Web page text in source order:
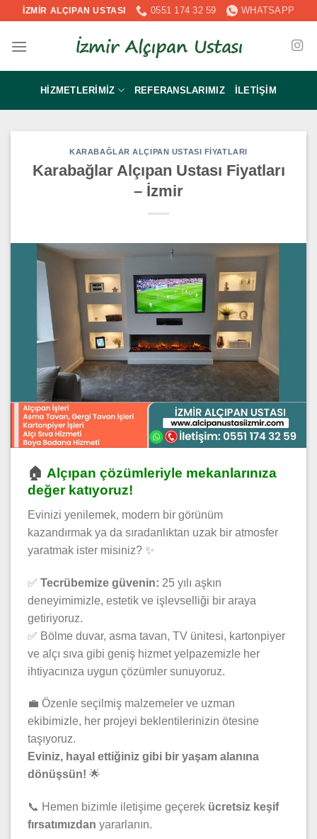
İçeriğeİZMİR ALÇIPAN USTASI 0551 174 32 59 WHATSAPP
HIZMETLERIMIZ REFERANSLARIMIZ İLETIŞIM
KARABAĞLAR ALÇIPAN USTASI FIYATLARI
Karabağlar Alçıpan Ustası Fiyatları
– İzmir
🏠 Alçıpan çözümleriyle mekanlarınıza
değer katıyoruz!
Evinizi yenilemek, modern bir görünüm
kazandırmak ya da sıradanlıktan uzak bir atmosfer
yaratmak ister misiniz? ✨
✅ Tecrübemize güvenin: 25 yılı aşkın
deneyimimizle, estetik ve işlevselliği bir araya
getiriyoruz.
✅ Bölme duvar, asma tavan, TV ünitesi, kartonpiyer
ve alçı sıva gibi geniş hizmet yelpazemizle her
ihtiyacınıza uygun çözümler sunuyoruz.
💼 Özenle seçilmiş malzemeler ve uzman
ekibimizle, her projeyi beklentilerinizin ötesine
taşıyoruz.
Eviniz, hayal ettiğiniz gibi bir yaşam alanına
dönüşsün! 🌟
📞 Hemen bizimle iletişime geçerek ücretsiz keşif
fırsatımızdan yararlanın.